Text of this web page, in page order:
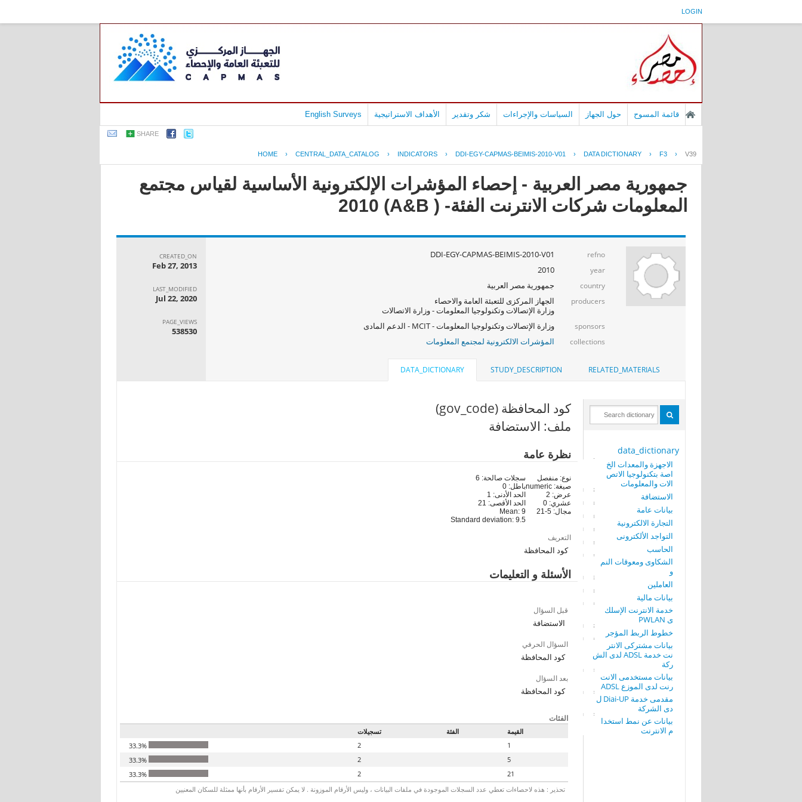
LOGIN
قائمة المسوح حول الجهاز السياسات والإجراءات شكر وتقدير الأهداف الاستراتيجية English Surveys
SHARE
HOME › CENTRAL_DATA_CATALOG › INDICATORS › DDI-EGY-CAPMAS-BEIMIS-2010-V01 › DATA DICTIONARY › F3 › V39
جمهورية مصر العربية - إحصاء المؤشرات الإلكترونية الأساسية لقياس مجتمع
المعلومات شركات الانترنت الفئة- ( A&B) 2010
refno
DDI-EGY-CAPMAS-BEIMIS-2010-V01
year
2010
country جمهورية مصر العربية
producers
الجهاز المركزى للتعبئة العامة والاحصاء
وزارة الإتصالات وتكنولوجيا المعلومات - وزارة الاتصالات
sponsors وزارة الإتصالات وتكنولوجيا المعلومات - MCIT - الدعم المادى
collections المؤشرات الالكترونية لمجتمع المعلومات
CREATED_ON
Feb 27, 2013
LAST_MODIFIED
Jul 22, 2020
PAGE_VIEWS
538530
RELATED_MATERIALS
STUDY_DESCRIPTION
DATA_DICTIONARY
data_dictionary
الاجهزة والمعدات الخ
اصة بتكنولوجيا الاتص
الات والمعلومات
الاستضافة
بيانات عامة
التجارة الالكترونية
التواجد الألكترونى
الحاسب
الشكاوى ومعوقات النم
و
العاملين
بيانات مالية
خدمة الانترنت الإسلك
ى PWLAN
خطوط الربط المؤجر
بيانات مشتركى الانتر
نت خدمة ADSL لدى الش
ركة
بيانات مستخدمى الانت
رنت لدى الموزع ADSL
مقدمى خدمة Diai-UP ل
دى الشركة
بيانات عن نمط استخدا
م الانترنت
كود المحافظة (gov_code)
ملف: الاستضافة
نظرة عامة
نوع: منفصل
صيغة: numeric
عرض: 2
عشري: 0
مجال: 5-21
سجلات صالحة: 6
باطل: 0
الحد الأدنى: 1
الحد الأقصى: 21
Mean: 9
Standard deviation: 9.5
التعريف
كود المحافظة
الأسئلة و التعليمات
قبل السؤال
الاستضافة
السؤال الحرفي
كود المحافظة
بعد السؤال
كود المحافظة
الفئات
القيمة الفئة
تسجيلات
1
2
5
2
21
2
تحذير : هذه لاحصاءات تعطي عدد السجلات الموجودة في ملفات البيانات ، وليس الأرقام الموزونة . لا يمكن تفسير الأرقام بأنها ممثلة للسكان المعنيين